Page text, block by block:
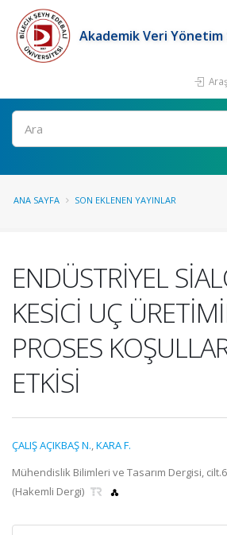
Akademik Veri Yönetim
Ara
ANA SAYFA SON EKLENEN YAYINLAR
ENDÜSTRİYEL
KESİCİ UÇ
PROSES
ETKİSİ
ÇALIŞ AÇIKBAŞ N.,KARA F.
Mühendislik Bilimleri ve Tasarım Dergisi,
(Hakemli Dergi)